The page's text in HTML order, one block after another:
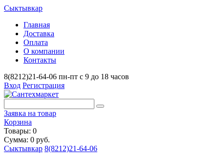
Сыктывкар
Главная
Доставка
Оплата
О компании
Контакты
8(8212)21-64-06 пн-пт с 9 до 18 часов
Вход Регистрация
Заявка на товар
Корзина
Товары: 0
Сумма: 0 руб.
Сыктывкар 8(8212)21-64-06